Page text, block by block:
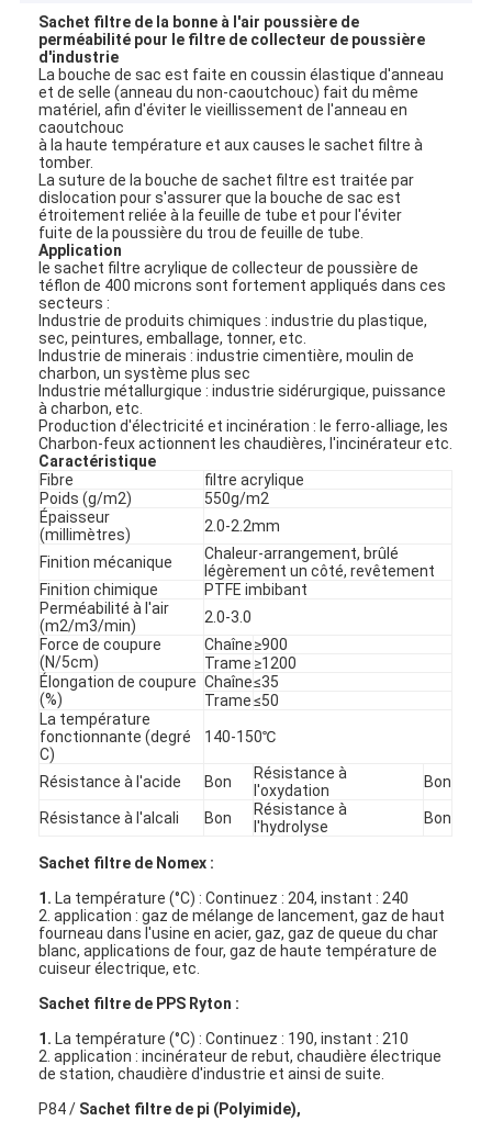
À la maison
Produits
Sachet filtre de la bonne à l'air poussière de
perméabilité pour le filtre de collecteur de poussière
d'industrie
La bouche de sac est faite en coussin élastique d'anneau
et de selle (anneau du non-caoutchouc) fait du même
matériel, afin d'éviter le vieillissement de l'anneau en
caoutchouc
à la haute température et aux causes le sachet filtre à
tomber.
La suture de la bouche de sachet filtre est traitée par
dislocation pour s'assurer que la bouche de sac est
étroitement reliée à la feuille de tube et pour l'éviter
fuite de la poussière du trou de feuille de tube.
Application
le sachet filtre acrylique de collecteur de poussière de
téflon de 400 microns sont fortement appliqués dans ces
secteurs :
Industrie de produits chimiques : industrie du plastique,
sec, peintures, emballage, tonner, etc.
Industrie de minerais : industrie cimentière, moulin de
charbon, un système plus sec
Industrie métallurgique : industrie sidérurgique, puissance
à charbon, etc.
Production d'électricité et incinération : le ferro-alliage, les
Charbon-feux actionnent les chaudières, l'incinérateur etc.
Caractéristique
Fibre
filtre acrylique
Poids (g/m2)
550g/m2
Épaisseur
(millimètres)
2.0-2.2mm
Finition mécanique
Chaleur-arrangement, brûlé
légèrement un côté, revêtement
Finition chimique
PTFE imbibant
Perméabilité à l'air
(m2/m3/min)
2.0-3.0
Force de coupure
(N/5cm)
Chaîne≥900
Trame ≥1200
Élongation de coupure
(%)
Chaîne≤35
Trame ≤50
La température
fonctionnante (degré
C)
140-150℃
Résistance à l'acide Bon
Résistance à
l'oxydation
Bon
Résistance à l'alcali Bon
Résistance à
l'hydrolyse
Bon
Sachet filtre de Nomex :
1. La température (°C) : Continuez : 204, instant : 240
2. application : gaz de mélange de lancement, gaz de haut
fourneau dans l'usine en acier, gaz, gaz de queue du char
blanc, applications de four, gaz de haute température de
cuiseur électrique, etc.
Sachet filtre de PPS Ryton :
1. La température (°C) : Continuez : 190, instant : 210
2. application : incinérateur de rebut, chaudière électrique
de station, chaudière d'industrie et ainsi de suite.
P84 / Sachet filtre de pi (Polyimide),